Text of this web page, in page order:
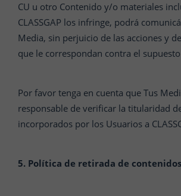
CU u otro Contenido y/o materiales
CLASSGAP los infringe, podrá
Media, sin perjuicio de las acciones y
que le correspondan contra el
Por favor tenga en cuenta que Tus
responsable de verificar la titularidad
incorporados por los Usuarios a
5. Política de retirada de contenidos